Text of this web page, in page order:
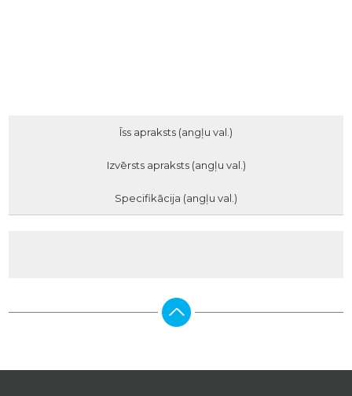
Īss apraksts (angļu val.)
Izvērsts apraksts (angļu val.)
Specifikācija (angļu val.)